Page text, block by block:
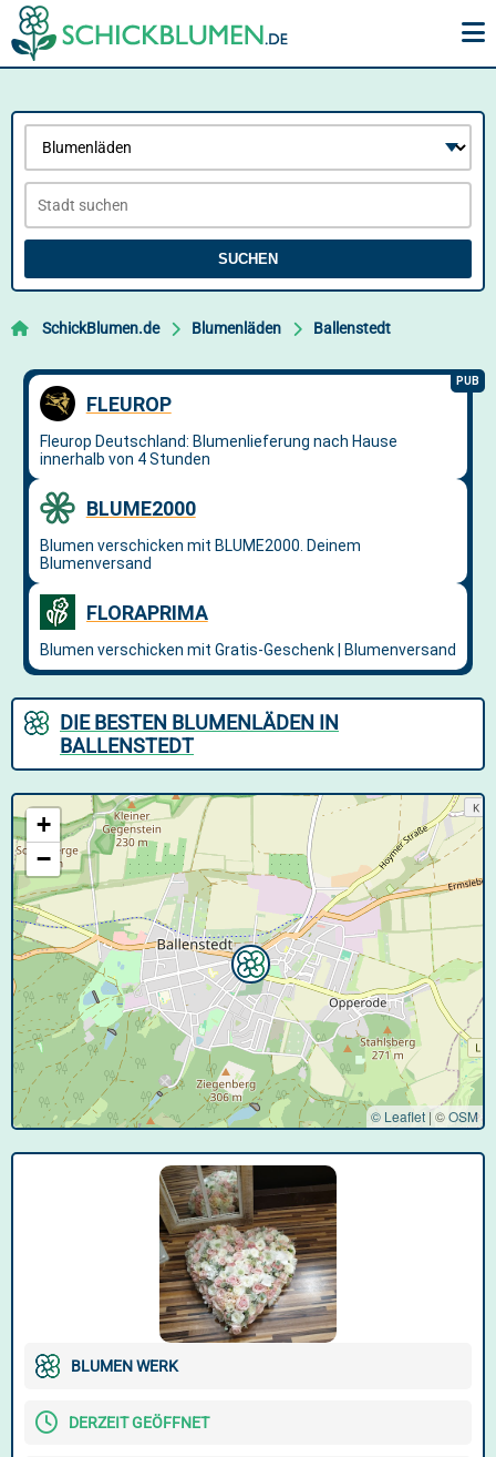
SUCHEN
SchickBlumen.de Blumenläden Ballenstedt
DIE BESTEN BLUMENLÄDEN IN
BALLENSTEDT
+
−
© Leaflet | ©OSM
BLUMEN WERK
DERZEIT GEÖFFNET